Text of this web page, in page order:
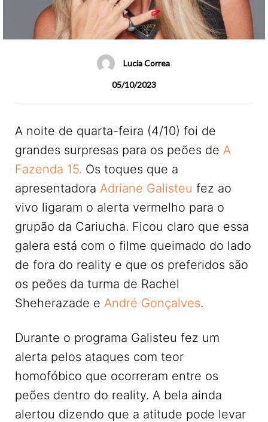
Lucia Correa
05/10/2023
A noite de quarta-feira (4/10) foi de
grandes surpresas para os peões de A
Fazenda 15. Os toques que a
apresentadora Adriane Galisteu fez ao
vivo ligaram o alerta vermelho para o
grupão da Cariucha. Ficou claro que essa
galera está com o filme queimado do lado
de fora do reality e que os preferidos são
os peões da turma de Rachel
Sheherazade e André Gonçalves.
Durante o programa Galisteu fez um
alerta pelos ataques com teor
homofóbico que ocorreram entre os
peões dentro do reality. A bela ainda
alertou dizendo que a atitude pode levar